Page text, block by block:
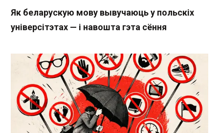
Як беларускую мову вывучаюць у польскіх
універсітэтах — і навошта гэта сёння